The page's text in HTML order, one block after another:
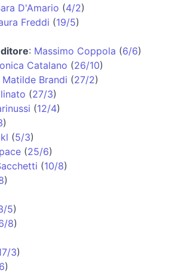
D'Amario (4/2)
Freddi (19/5)
: Massimo Coppola (6/6)
Catalano (26/10)
Matilde Brandi (27/2)
(27/3)
(12/4)
)
(5/3)
(25/6)
(10/8)
)
5)
8)
3)
)